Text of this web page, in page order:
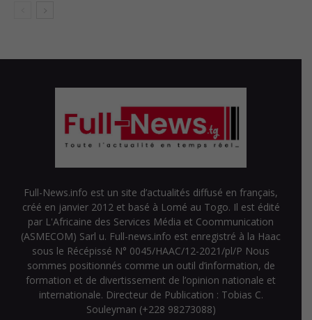
Full-News.info est un site d’actualités diffusé en français,
créé en janvier 2012 et basé à Lomé au Togo. Il est édité
par L'Africaine des Services Média et Coommunication
(ASMECOM) Sarl u. Full-news.info est enregistré à la Haac
sous le Récépissé N° 0045/HAAC/12-2021/pl/P Nous
sommes positionnés comme un outil d’information, de
formation et de divertissement de l’opinion nationale et
internationale. Directeur de Publication : Tobias C.
Souleyman (+228 98273088)